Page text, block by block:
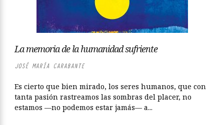
La memoria de la humanidad sufriente
JOSÉ MARÍA CARABANTE
Es cierto que bien mirado, los seres humanos, que con
tanta pasión rastreamos las sombras del placer, no
estamos —no podemos estar jamás— a...